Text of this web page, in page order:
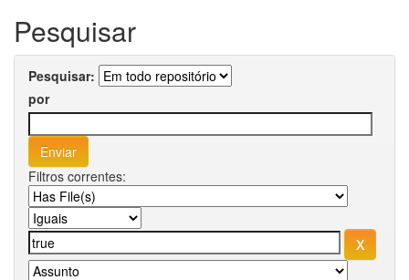
Pesquisar
Pesquisar:
por
Filtros correntes: